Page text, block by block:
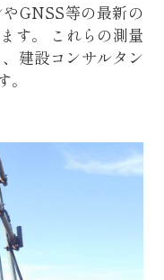
GNSS等の最新の
す。
これらの測量
建設コンサルタン